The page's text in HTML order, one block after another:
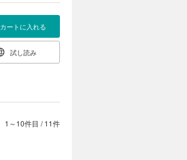
カートに入れる
試し読み
カートに入れる
1～10件目 /11件